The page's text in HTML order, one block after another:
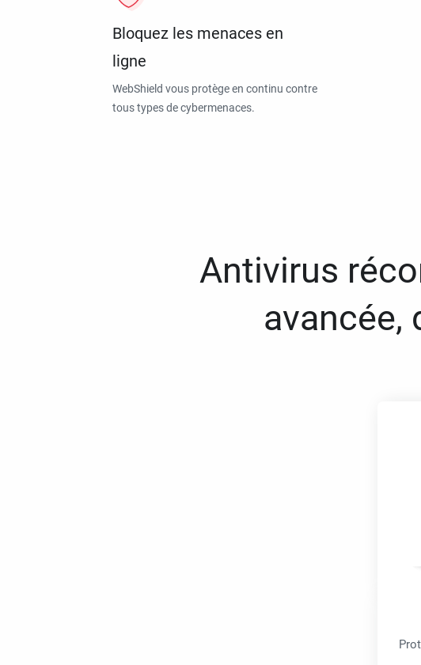
Bloquez les menaces en
ligne
WebShield vous protège en continu contre
tous types de cybermenaces.
Antivirus
avancée,